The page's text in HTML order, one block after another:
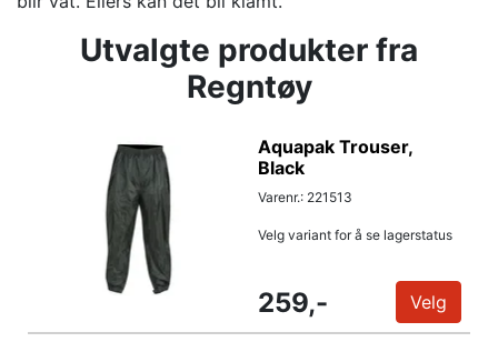
Utvalgte produkter fra
Regntøy
Aquapak Trouser,
Black
Varenr.: 221513
Velg variant for å se lagerstatus
259,- Velg